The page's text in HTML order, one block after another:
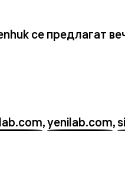
се предлагат
,yenilab.com,